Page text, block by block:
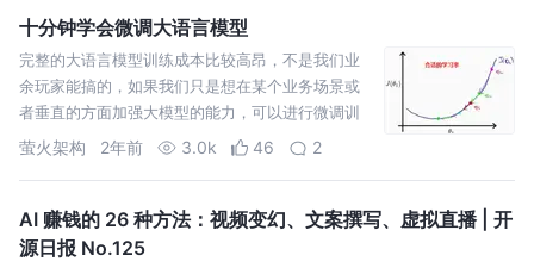
十分钟学会微调大语言模型
完整的大语言模型训练成本比较高昂，不是我们业
余玩家能搞的，如果我们只是想在某个业务场景或
者垂直的方面加强大模型的能力，可以进行微调训
练。
萤火架构 2年前 3.0k 46 2
AI 赚钱的 26 种方法：视频变幻、文案撰写、虚拟直播 | 开
源日报 No.125